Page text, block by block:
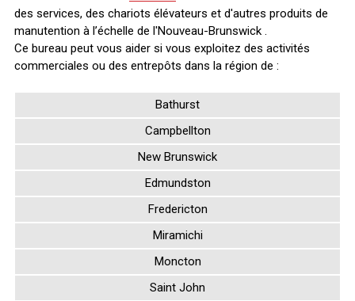
des services, des chariots élévateurs et d'autres produits de
manutention à l’échelle de l'Nouveau-Brunswick .
Ce bureau peut vous aider si vous exploitez des activités
commerciales ou des entrepôts dans la région de :
Bathurst
Campbellton
New Brunswick
Edmundston
Fredericton
Miramichi
Moncton
Saint John